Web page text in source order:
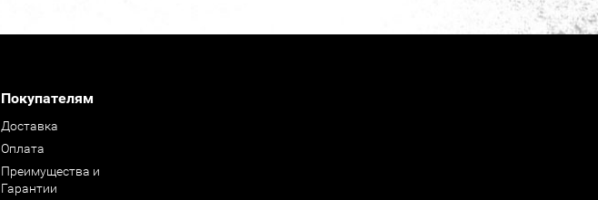
Покупателям
Доставка
Оплата
Преимущества и
Гарантии